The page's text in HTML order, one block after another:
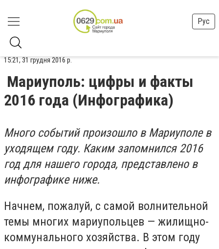
Рус
15:21, 31 грудня 2016 р.
Мариуполь: цифры и факты
2016 года (Инфографика)
Много событий произошло в Мариуполе в
уходящем году. Каким запомнился 2016
год для нашего города, представлено в
инфографике ниже.
Начнем, пожалуй, с самой волнительной
темы многих мариупольцев — жилищно-
коммунального хозяйства. В этом году